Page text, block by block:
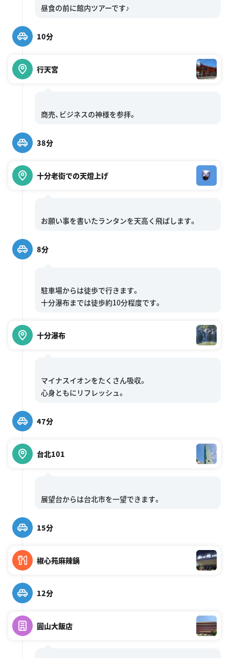
10分
行天宮
38分
十分老街での天燈上げ
8分
駐車場からは徒歩で行きます。
十分瀑布
マイナスイオンをたくさん吸収。
47分
台北101
15分
椒心苑麻辣鍋
12分
圓山大飯店